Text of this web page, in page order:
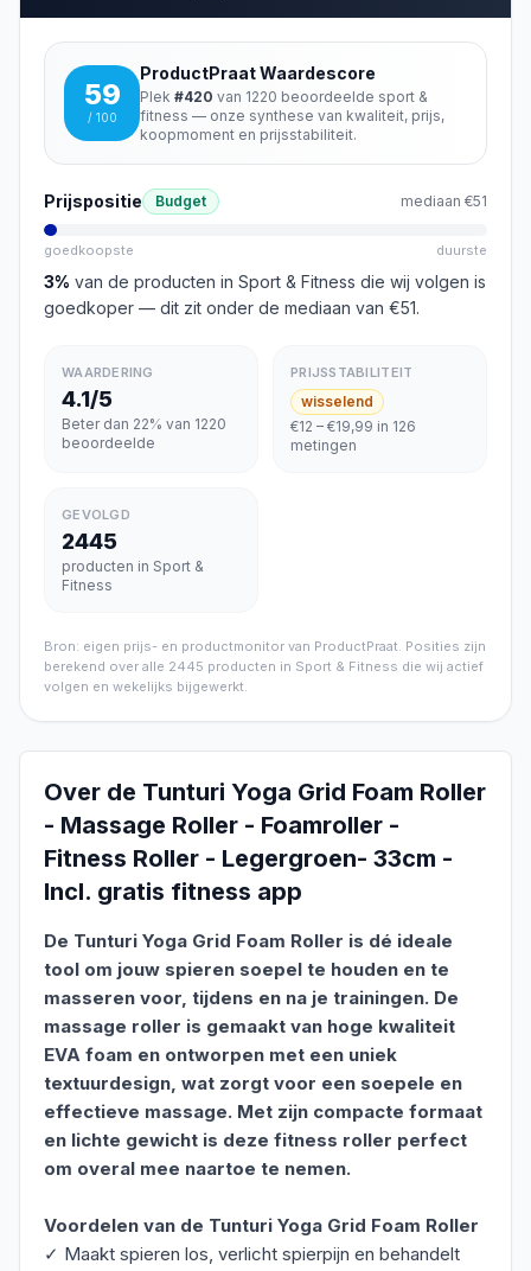
59
/ 100
ProductPraat Waardescore
Plek #420 van 1220 beoordeelde sport &
fitness — onze synthese van kwaliteit, prijs,
koopmoment en prijsstabiliteit.
Prijspositie Budget mediaan €51
goedkoopste duurste
3% van de producten in Sport & Fitness die wij volgen is
goedkoper — dit zit onder de mediaan van €51.
WAARDERING
4.1/5
Beter dan 22% van 1220
beoordeelde
PRIJSSTABILITEIT
wisselend
€12 – €19,99 in 126
metingen
GEVOLGD
2445
producten in Sport &
Fitness
Bron: eigen prijs- en productmonitor van ProductPraat. Posities zijn
berekend over alle 2445 producten in Sport & Fitness die wij actief
volgen en wekelijks bijgewerkt.
Over de Tunturi Yoga Grid Foam Roller
- Massage Roller - Foamroller -
Fitness Roller - Legergroen- 33cm -
Incl. gratis fitness app
De Tunturi Yoga Grid Foam Roller is dé ideale
tool om jouw spieren soepel te houden en te
masseren voor, tijdens en na je trainingen. De
massage roller is gemaakt van hoge kwaliteit
EVA foam en ontworpen met een uniek
textuurdesign, wat zorgt voor een soepele en
effectieve massage. Met zijn compacte formaat
en lichte gewicht is deze fitness roller perfect
om overal mee naartoe te nemen.
Voordelen van de Tunturi Yoga Grid Foam Roller
✓ Maakt spieren los, verlicht spierpijn en behandelt